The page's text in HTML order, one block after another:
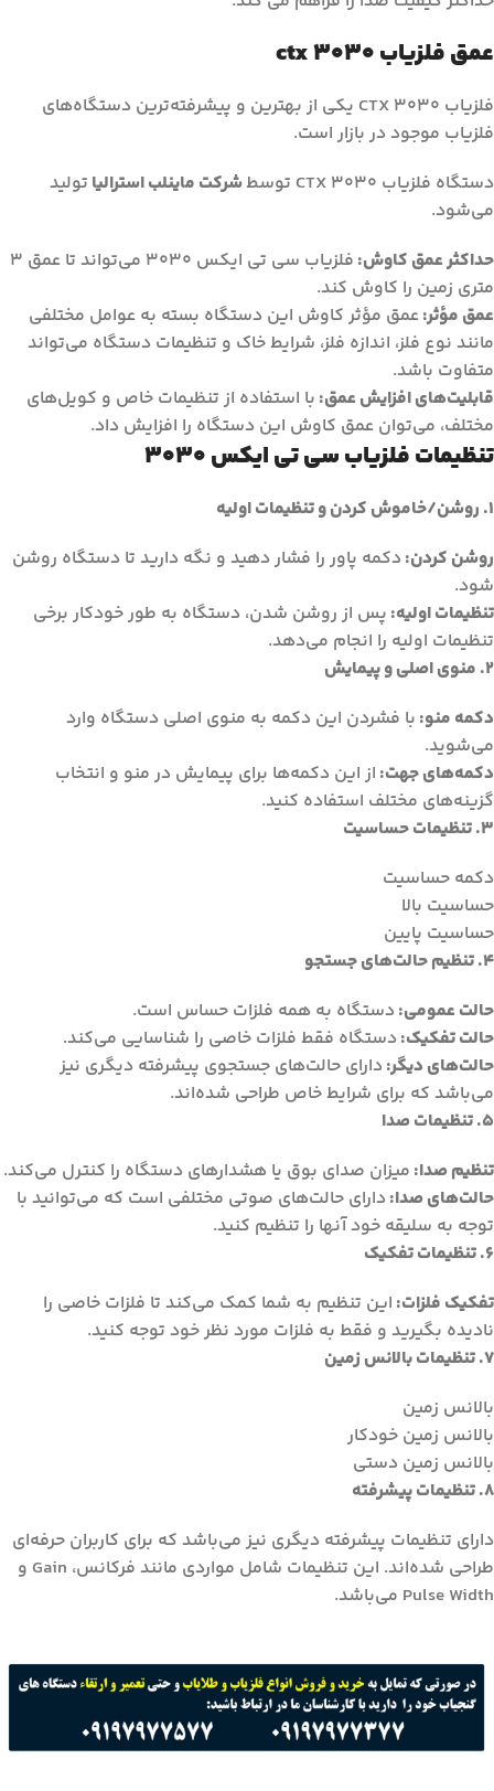
عمق فلزیاب ctx 3030
فلزیاب CTX 3030 یکی از بهترین و پیشرفته‌ترین دستگاه‌های
فلزیاب موجود در بازار است.
دستگاه فلزیاب CTX 3030 توسط
شرکت ماینلب استرالیا تولید
می‌شود.
حداکثر عمق کاوش:
فلزیاب سی تی ایکس 3030 می‌تواند تا عمق 3
متری زمین را کاوش کند.
عمق مؤثر: عمق مؤثر کاوش این دستگاه بسته به عوامل مختلفی
مانند نوع فلز، اندازه فلز، شرایط خاک و تنظیمات دستگاه می‌تواند
متفاوت باشد.
قابلیت‌های افزایش عمق: با استفاده از تنظیمات خاص و کویل‌های
مختلف، می‌توان عمق کاوش این دستگاه را افزایش داد.
تنظیمات فلزیاب سی تی ایکس 3030
1. روشن/خاموش کردن و تنظیمات اولیه
روشن کردن:دکمه پاور را فشار دهید و نگه دارید تا دستگاه روشن
شود.
تنظیمات اولیه: پس از روشن شدن، دستگاه به طور خودکار برخی
تنظیمات اولیه را انجام می‌دهد.
2. منوی اصلی و پیمایش
دکمه منو: با فشردن این دکمه به منوی اصلی دستگاه وارد
می‌شوید.
دکمه‌های جهت: از این دکمه‌ها برای پیمایش در منو و انتخاب
گزینه‌های مختلف استفاده کنید.
3. تنظیمات حساسیت
دکمه حساسیت
حساسیت بالا
حساسیت پایین
4. تنظیم حالت‌های جستجو
حالت عمومی:دستگاه به همه فلزات حساس است.
حالت تفکیک:دستگاه فقط فلزات خاصی را شناسایی می‌کند.
حالت‌های دیگر:دارای حالت‌های جستجوی پیشرفته دیگری نیز
می‌باشد که برای شرایط خاص طراحی شده‌اند.
5. تنظیمات صدا
تنظیم صدا: میزان صدای بوق یا هشدارهای دستگاه را کنترل می‌کند.
حالت‌های صدا:دارای حالت‌های صوتی مختلفی است که می‌توانید با
توجه به سلیقه خود آنها را تنظیم کنید.
6. تنظیمات تفکیک
تفکیک فلزات: این تنظیم به شما کمک می‌کند تا فلزات خاصی را
نادیده بگیرید و فقط به فلزات مورد نظر خود توجه کنید.
7. تنظیمات بالانس زمین
بالانس زمین
بالانس زمین خودکار
بالانس زمین دستی
8. تنظیمات پیشرفته
دارای تنظیمات پیشرفته دیگری نیز می‌باشد که برای کاربران حرفه‌ای
طراحی شده‌اند. این تنظیمات شامل مواردی مانند فرکانس، Gain و
Pulse Width می‌باشد.